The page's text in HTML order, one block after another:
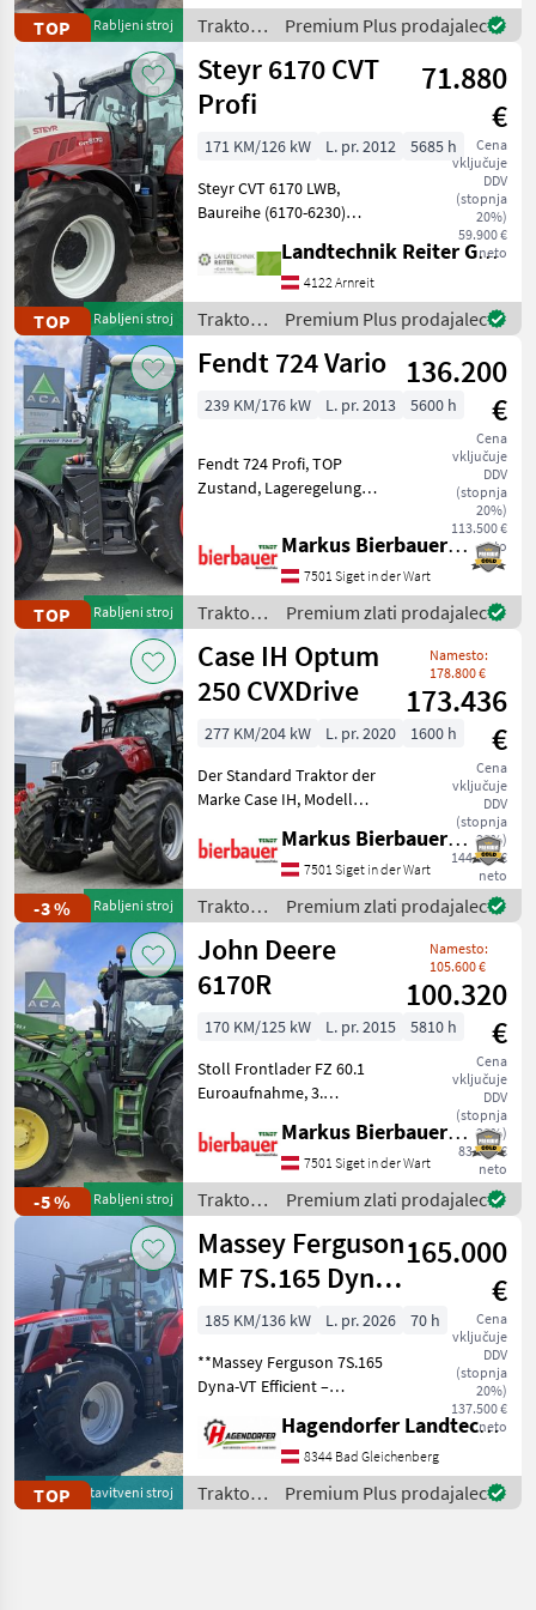
TOP Rabljeni stroj
Motorstop an beiden
Heckkotflügeln + Motors
Traktor /
Steyr
Premium Plus prodajalec
TOP Rabljeni stroj
Steyr 6170 CVT
Profi
71.880
€
Cena
vključuje
DDV
(stopnja
20%)
59.900 €
neto
171 KM/126 kW L. pr. 2012
5685 h
Steyr CVT 6170 LWB,
Baureihe (6170-6230)
Tier 4 A 6 Zylinder FPT
Motor mit 6, 7Liter
Hurbraum 218 PS mit
Power Plus Boost 50kmh
Druc
Landtechnik Reiter GmbH.
4122 Arnreit
Traktor /
Steyr
Premium Plus prodajalec
TOP Rabljeni stroj
Fendt 724 Vario 136.200
€
Cena
vključuje
DDV
(stopnja
20%)
113.500 €
neto
239 KM/176 kW L. pr. 2013 5600 h
Fendt 724 Profi, TOP
Zustand, Lageregelung
Klimaautomatik, Druckluft,
152 Liter Pumpe, pogon:
štirikolesni pogon,
brezstopenjski menjalnik,
platform
Markus Bierbauer GmbH
7501 Siget in der Wart
Traktor /
Fendt
Premium zlati prodajalec
-3 % Rabljeni stroj
Case IH Optum
250 CVXDrive
Namesto:
178.800 €
173.436
€
Cena
vključuje
DDV
(stopnja
20%)
144.530 €
neto
277 KM/204 kW L. pr. 2020
1600 h
Der Standard Traktor der
Marke Case IH, Modell
wunderschönes Fahrzeug
mit einer Leistung von 277
PS und einem Baujahr von
2020. Es verfüg
Markus Bierbauer GmbH
7501 Siget in der Wart
Traktor /
Case IH
Premium zlati prodajalec
-5 % Rabljeni stroj
John Deere
6170R
Namesto:
105.600 €
100.320
€
Cena
vključuje
DDV
(stopnja
20%)
83.600 €
neto
170 KM/125 kW L. pr. 2015
5810 h
Stoll Frontlader FZ 60.1
Euroaufnahme, 3.
Top Zustand, pogon:
štirikolesni pogon,
brezstopenjski menjalnik,
platforma: kabina, število v
Markus Bierbauer GmbH
7501 Siget in der Wart
Traktor /
John
Deere
Premium zlati prodajalec
TOPpredstavitveni stroj
Massey Ferguson
MF 7S.165 Dyna-
VT Efficient
165.000
€
Cena
vključuje
DDV
(stopnja
20%)
137.500 €
neto
185 KM/136 kW L. pr. 2026
70 h
**Massey Ferguson 7S.165
Dyna-VT Efficient –
približno 70 delovnimi
priložnost in si zagotovite
ta **skoraj popolnoma
Hagendorfer Landtechnik
8344 Bad Gleichenberg
Traktor /
Massey
Premium Plus prodajalec